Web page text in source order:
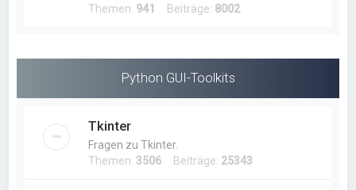
Themen: 941 Beiträge: 8002
Python GUI-Toolkits
Tkinter
Fragen zu Tkinter.
Themen: 3506 Beiträge: 25343